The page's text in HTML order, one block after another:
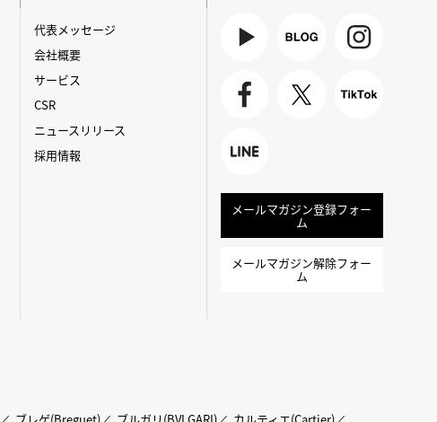
代表メッセージ
会社概要
サービス
CSR
ニュースリリース
採用情報
メールマガジン登録フォー
ム
メールマガジン解除フォー
ム